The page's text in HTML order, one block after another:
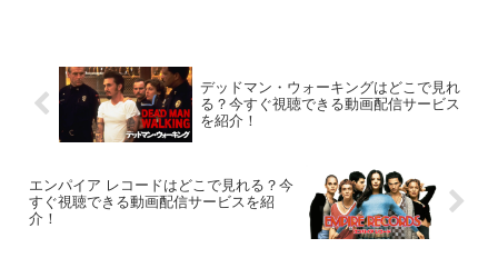
デッドマン・ウォーキングはどこで見れ
る？今すぐ視聴できる動画配信サービス
を紹介！
エンパイア レコードはどこで見れる？今
すぐ視聴できる動画配信サービスを紹
介！